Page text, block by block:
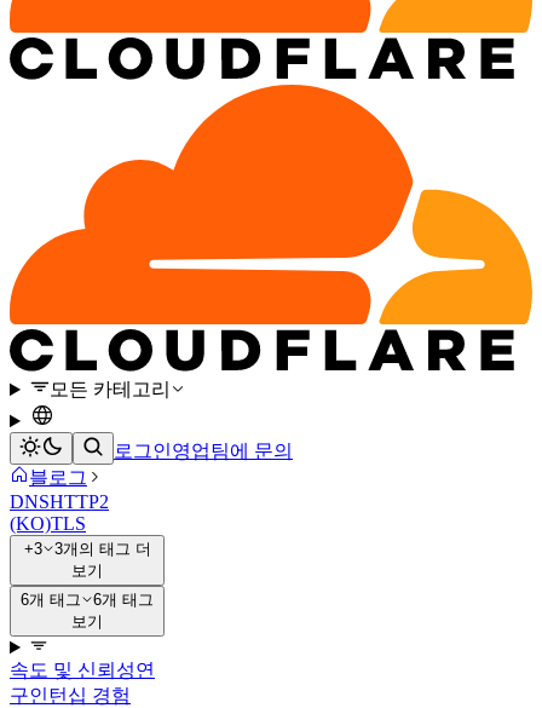
모든 카테고리
로그인영업팀에 문의
블로그
DNSHTTP2
(KO)TLS
+3
3개의 태그 더
보기
6개 태그
6개 태그
보기
속도 및 신뢰성연
구인턴십 경험